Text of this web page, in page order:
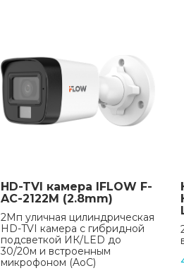
HD-TVI камера IFLOW F-
AC-2122M (2.8mm)
2Мп уличная цилиндрическая
HD-TVI камера с гибридной
подсветкой ИК/LED до
30/20м и встроенным
микрофоном (AoC)